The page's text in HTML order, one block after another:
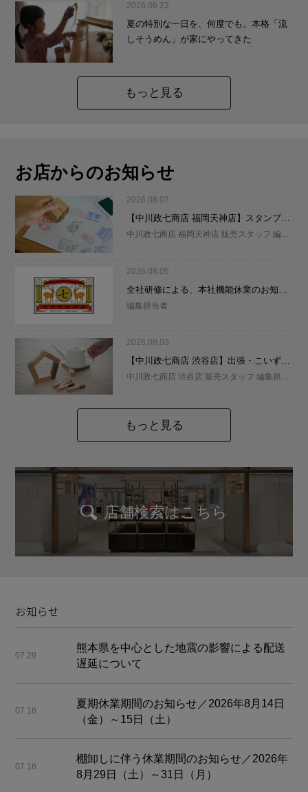
2026.06.22
夏の特別な一日を、何度でも。本格「流
しそうめん」が家にやってきた
もっと見る
お店からのお知らせ
2026.08.07
【中川政七商店 福岡天神店】スタンプ
で、自分だけのふきんをつくろう！
中川政七商店 福岡天神店 販売スタッフ 編集
2026.08.05
全社研修による、本社機能休業のお知ら
せ
編集担当者
2026.08.03
【中川政七商店 渋谷店】出張・こいずみ
道具店 バリスタによる本格ハン
中川政七商店 渋谷店 販売スタッフ 編集担当
もっと見る
店舗検索はこちら
お知らせ
07.29
熊本県を中心とした地震の影響による配送
遅延について
07.16
夏期休業期間のお知らせ／2026年8月14日
（金）～15日（土）
07.16
棚卸しに伴う休業期間のお知らせ／2026年
8月29日（土）～31日（月）